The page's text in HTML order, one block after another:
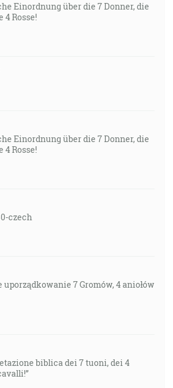
Einordnung über die 7 Donner, die
4 Rosse!
Einordnung über die 7 Donner, die
4 Rosse!
czech
7 Gromów, 4 aniołów
biblica dei 7 tuoni, dei 4